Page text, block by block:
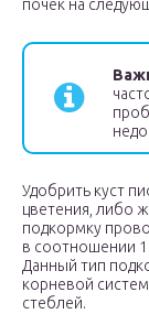
почек на
Удобрить куст
цветения, либо
подкормку
в соотношении
Данный тип
корневой
стеблей.